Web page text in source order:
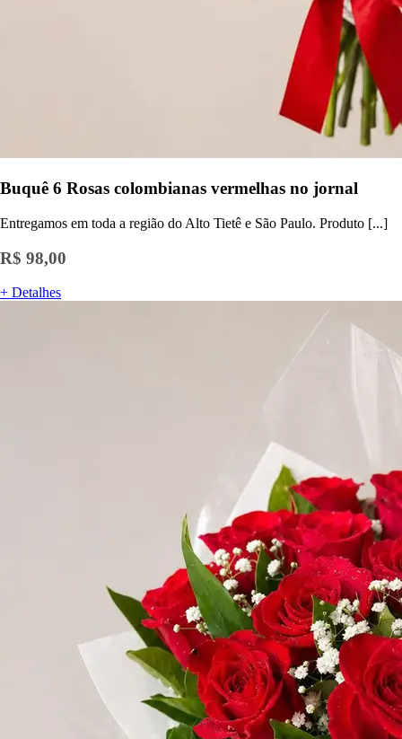
Buquê 6 Rosas colombianas vermelhas no jornal
Entregamos em toda a região do Alto Tietê e São Paulo. Produto [...]
R$ 98,00
+ Detalhes